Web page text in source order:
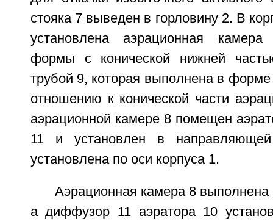
стояка 7 выведен в горловину 2. В
установлена аэрационная
формы с конической нижней
трубой 9, которая выполнена в форме
отношению к конической части
аэрационной камере 8 помещен
11 и установлен в
установлена по оси корпуса 1.
Аэрационная камера 8
а диффузор 11 аэратора 10